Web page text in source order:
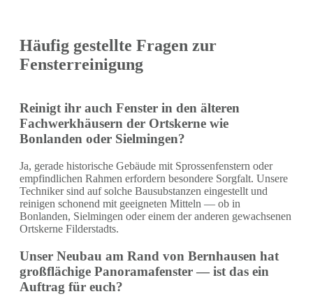
Häufig gestellte Fragen zur
Fensterreinigung
Reinigt ihr auch Fenster in den älteren
Fachwerkhäusern der Ortskerne wie
Bonlanden oder Sielmingen?
Ja, gerade historische Gebäude mit Sprossenfenstern oder
empfindlichen Rahmen erfordern besondere Sorgfalt. Unsere
Techniker sind auf solche Bausubstanzen eingestellt und
reinigen schonend mit geeigneten Mitteln — ob in
Bonlanden, Sielmingen oder einem der anderen gewachsenen
Ortskerne Filderstadts.
Unser Neubau am Rand von Bernhausen hat
großflächige Panoramafenster — ist das ein
Auftrag für euch?